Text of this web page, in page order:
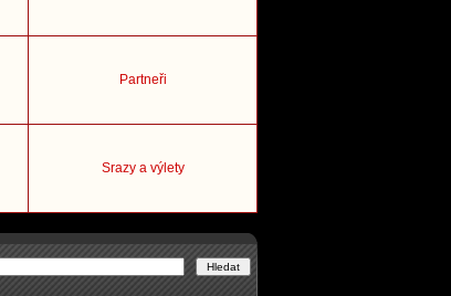
Partneři
Srazy a výlety